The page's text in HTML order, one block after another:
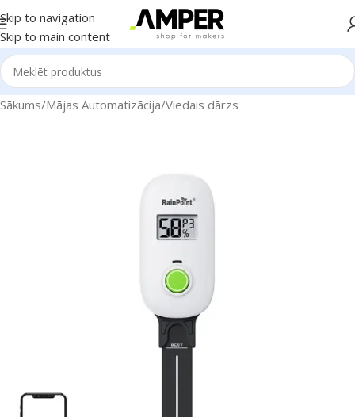
Skip to navigation
Skip to main content
Sākums/Mājas Automatizācija/Viedais dārzs